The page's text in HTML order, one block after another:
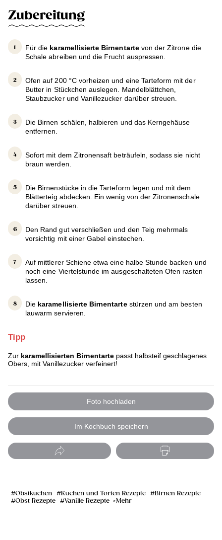
Zubereitung
Für die karamellisierte Birnentartevon der Zitrone die
Schale abreiben und die Frucht auspressen.
Ofen auf 200 °C vorheizen und eine Tarteform mit der
Butter in Stückchen auslegen. Mandelblättchen,
Staubzucker und Vanillezucker darüber streuen.
Die Birnen schälen, halbieren und das Kerngehäuse
entfernen.
Sofort mit dem Zitronensaft beträufeln, sodass sie nicht
braun werden.
Die Birnenstücke in die Tarteform legen und mit dem
Blätterteig abdecken. Ein wenig von der Zitronenschale
darüber streuen.
Den Rand gut verschließen und den Teig mehrmals
vorsichtig mit einer Gabel einstechen.
Auf mittlerer Schiene etwa eine halbe Stunde backen und
noch eine Viertelstunde im ausgeschalteten Ofen rasten
lassen.
Die karamellisierte Birnentartestürzen und am besten
lauwarm servieren.
Tipp
Zur karamellisierten Birnentarte passt halbsteif geschlagenes
Obers, mit Vanillezucker verfeinert!
Foto hochladen
Im Kochbuch speichern
Obstkuchen Kuchen und Torten Rezepte
Birnen Rezepte
Obst Rezepte
Vanille Rezepte Mehr